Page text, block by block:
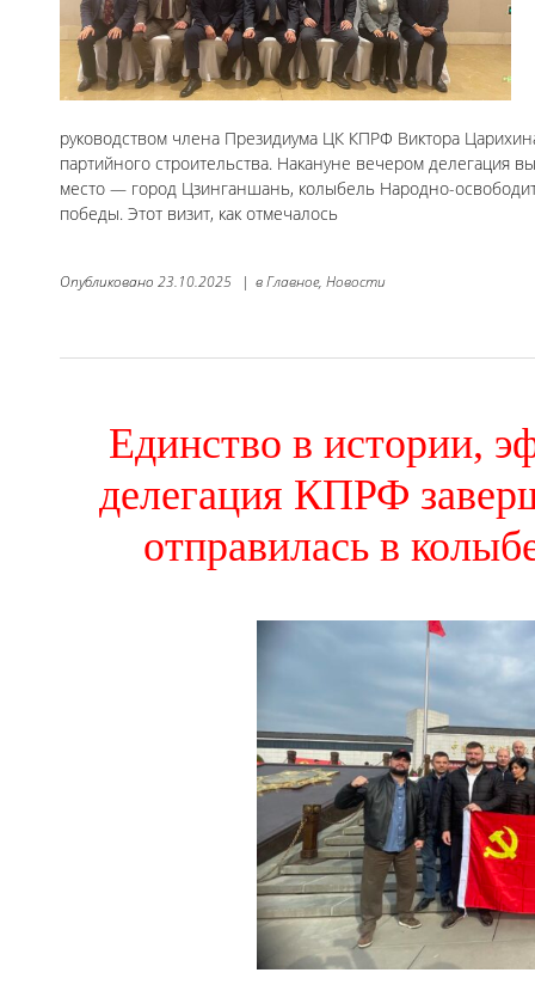
руководством члена Президиума ЦК КПРФ Виктора
партийного строительства. Накануне вечером делегация
место — город Цзинганшань, колыбель Народно-
победы. Этот визит, как отмечалось
Опубликовано 23.10.2025 | вГлавное, Новости
Единство в истории,
делегация КПРФ
отправилась в